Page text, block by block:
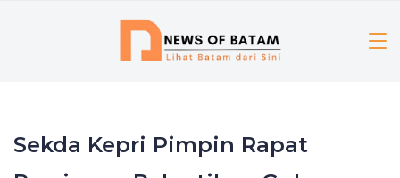
Sekda Kepri Pimpin Rapat